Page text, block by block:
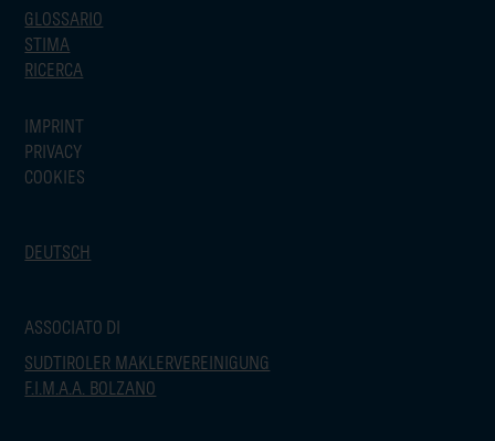
GLOSSARIO
STIMA
RICERCA
IMPRINT
PRIVACY
COOKIES
DEUTSCH
ASSOCIATO DI
SUDTIROLER MAKLERVEREINIGUNG
F.I.M.A.A. BOLZANO